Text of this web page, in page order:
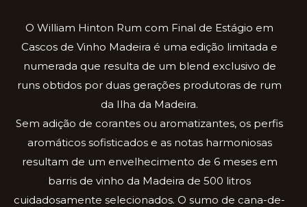
O William Hinton Rum com Final de Estágio em
Cascos de Vinho Madeira é uma edição limitada e
numerada que resulta de um blend exclusivo de
runs obtidos por duas gerações produtoras de rum
da Ilha da Madeira.
Sem adição de corantes ou aromatizantes, os perfis
aromáticos sofisticados e as notas harmoniosas
resultam de um envelhecimento de 6 meses em
barris de vinho da Madeira de 500 litros
cuidadosamente selecionados. O sumo de cana-de-